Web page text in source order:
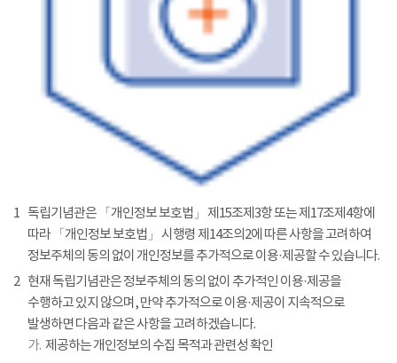
1 독립기념관은 「개인정보 보호법」 제15조제3항 또는 제17조제4항에
따라 「개인정보 보호법」 시행령 제14조의2에 따른 사항을 고려하여
정보주체의 동의 없이 개인정보를 추가적으로 이용·제공할 수 있습니다.
2 현재 독립기념관은 정보주체의 동의 없이 추가적인 이용·제공을
수행하고 있지 않으며, 만약 추가적으로 이용·제공이 지속적으로
발생하면 다음과 같은 사항을 고려하겠습니다.
가. 제공하는 개인정보의 수집 목적과 관련성 확인